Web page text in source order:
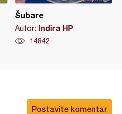
Šubare
Autor: Indira HP
14842
Postavite komentar